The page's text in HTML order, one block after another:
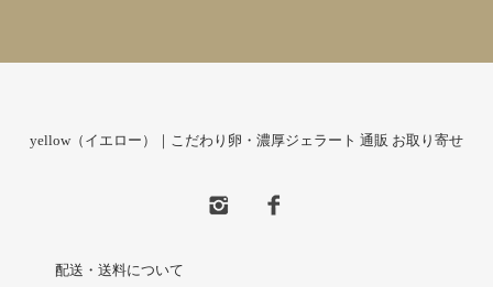
yellow（イエロー）｜こだわり卵・濃厚ジェラート 通販 お取り寄せ
配送・送料について